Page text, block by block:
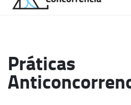
home
Práticas